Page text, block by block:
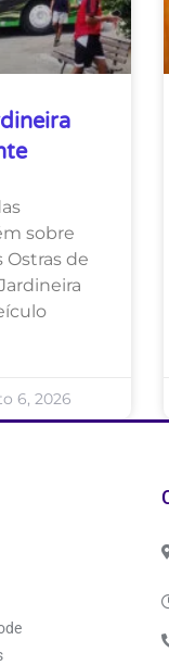
sobre
Ostras de
6, 2026